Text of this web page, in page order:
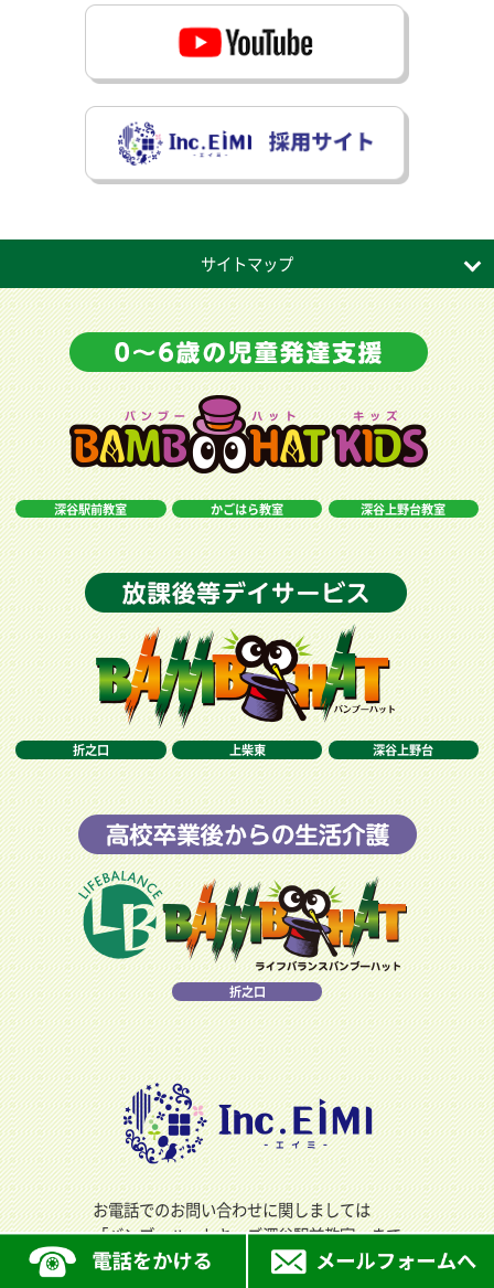
サイトマップ
深谷駅前教室 かごはら教室 深谷上野台教室
折之口 上柴東 深谷上野台
折之口
お電話でのお問い合わせに関しましては
「バンブーハットキッズ深谷駅前教室」まで
ご連絡ください。